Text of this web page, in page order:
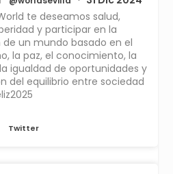
te deseamos salud,
y participar en la
un mundo basado en el
la paz, el conocimiento, la
igualdad de oportunidades y
del equilibrio entre sociedad
Twitter